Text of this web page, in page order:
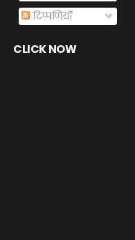
टिप्पणियाँ
CLICK NOW